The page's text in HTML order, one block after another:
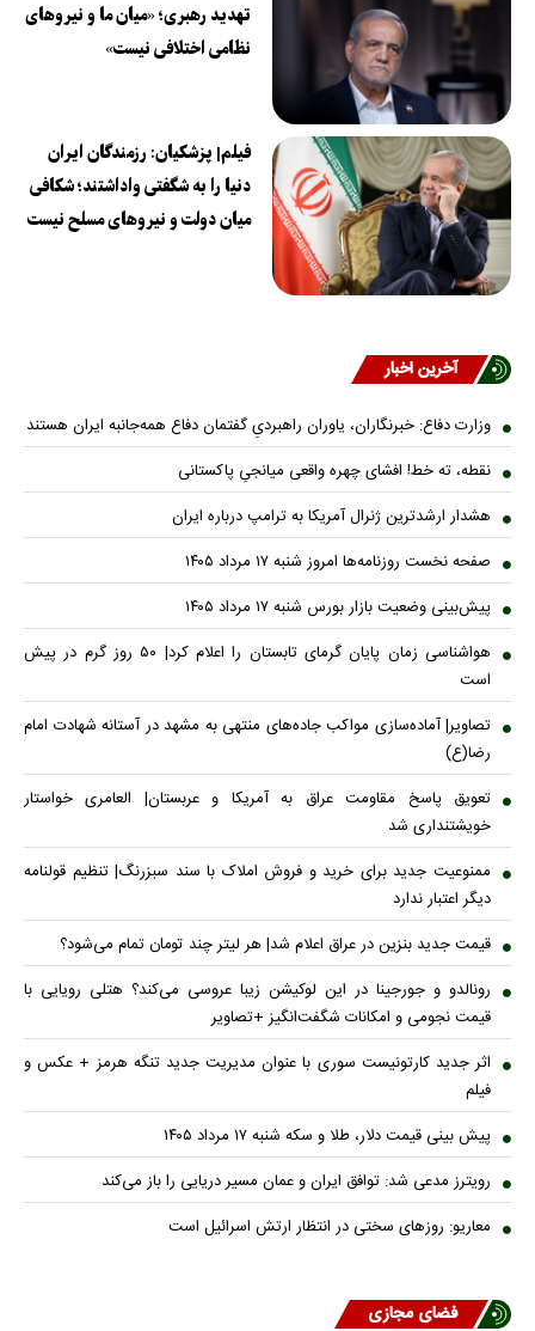
تهدید رهبری؛ «میان ما و نیروهای
نظامی اختلافی نیست»
فیلم| پزشکیان: رزمندگان ایران
دنیا را به شگفتی واداشتند؛ شکافی
میان دولت و نیروهای مسلح نیست
آخرین اخبار
وزارت دفاع: خبرنگاران، یاوران راهبردیِ گفتمان دفاع همه‌جانبه ایران هستند
نقطه، ته خط! افشای چهره واقعی میانجیِ پاکستانی
هشدار ارشدترین ژنرال آمریکا به ترامپ درباره ایران
صفحه نخست روزنامه‌ها امروز شنبه ۱۷ مرداد ۱۴۰۵
پیش‌بینی وضعیت بازار بورس شنبه ۱۷ مرداد ۱۴۰۵
هواشناسی زمان پایان گرمای تابستان را اعلام کرد| ۵۰ روز گرم در پیش
است
تصاویر| آماده‌سازی مواکب جاده‌های منتهی به مشهد در آستانه شهادت امام
رضا(ع)
تعویق پاسخ مقاومت عراق به آمریکا و عربستان| العامری خواستار
خویشتنداری شد
ممنوعیت جدید برای خرید و فروش املاک با سند سبزرنگ| تنظیم قولنامه
دیگر اعتبار ندارد
قیمت جدید بنزین در عراق اعلام شد| هر لیتر چند تومان تمام می‌شود؟
رونالدو و جورجینا در این لوکیشن زیبا عروسی می‌کند؟ هتلی رویایی با
قیمت نجومی و امکانات شگفت‌انگیز +تصاویر
اثر جدید کارتونیست سوری با عنوان مدیریت جدید تنگه هرمز + عکس و
فیلم
پیش بینی قیمت دلار، طلا و سکه شنبه ۱۷ مرداد ۱۴۰۵
رویترز مدعی شد: توافق ایران و عمان مسیر دریایی را باز می‌کند
معاریو: روزهای سختی در انتظار ارتش اسرائیل است
فضای مجازی